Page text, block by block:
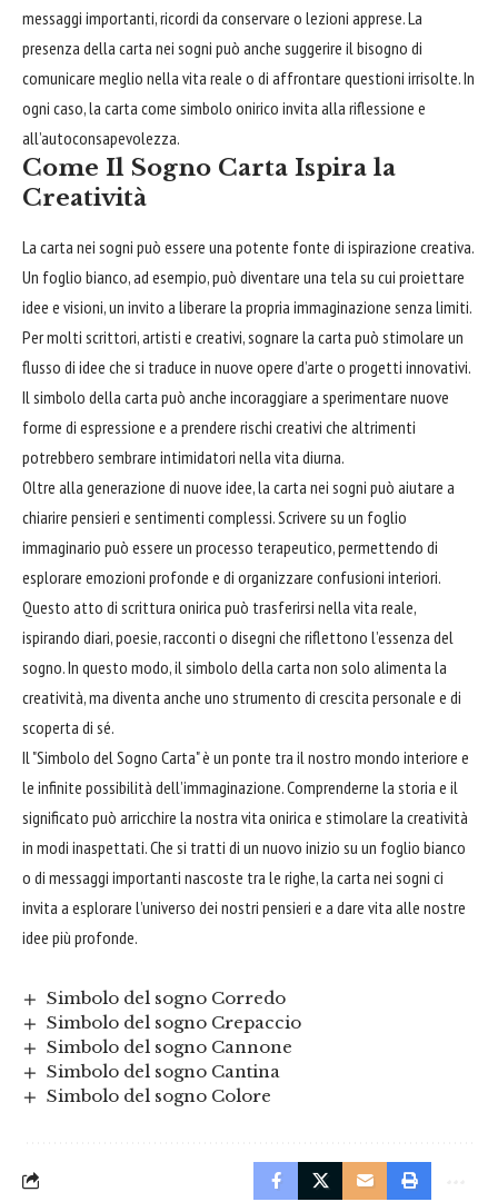
messaggi importanti, ricordi da conservare o lezioni apprese. La
presenza della carta nei sogni può anche suggerire il bisogno di
comunicare meglio nella vita reale o di affrontare questioni irrisolte. In
ogni caso, la carta come simbolo onirico invita alla riflessione e
all’autoconsapevolezza.
Come Il Sogno Carta Ispira la
Creatività
La carta nei sogni può essere una potente fonte di ispirazione creativa.
Un foglio bianco, ad esempio, può diventare una tela su cui proiettare
idee e visioni, un invito a liberare la propria immaginazione senza limiti.
Per molti scrittori, artisti e creativi, sognare la carta può stimolare un
flusso di idee che si traduce in nuove opere d’arte o progetti innovativi.
Il simbolo della carta può anche incoraggiare a sperimentare nuove
forme di espressione e a prendere rischi creativi che altrimenti
potrebbero sembrare intimidatori nella vita diurna.
Oltre alla generazione di nuove idee, la carta nei sogni può aiutare a
chiarire pensieri e sentimenti complessi. Scrivere su un foglio
immaginario può essere un processo terapeutico, permettendo di
esplorare emozioni profonde e di organizzare confusioni interiori.
Questo atto di scrittura onirica può trasferirsi nella vita reale,
ispirando diari, poesie, racconti o disegni che riflettono l’essenza del
sogno. In questo modo, il simbolo della carta non solo alimenta la
creatività, ma diventa anche uno strumento di crescita personale e di
scoperta di sé.
Il "Simbolo del Sogno Carta" è un ponte tra il nostro mondo interiore e
le infinite possibilità dell’immaginazione. Comprenderne la storia e il
significato può arricchire la nostra vita onirica e stimolare la creatività
in modi inaspettati. Che si tratti di un nuovo inizio su un foglio bianco
o di messaggi importanti nascoste tra le righe, la carta nei sogni ci
invita a esplorare l’universo dei nostri pensieri e a dare vita alle nostre
idee più profonde.
Simbolo del sogno Corredo
Simbolo del sogno Crepaccio
Simbolo del sogno Cannone
Simbolo del sogno Cantina
Simbolo del sogno Colore